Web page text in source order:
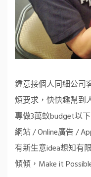
鍾意接個人同細公司
煩要求，快快趣幫到
專做3萬蚊budget以
網站 / Online廣告 /
有新生意idea想知有
傾傾，Make it